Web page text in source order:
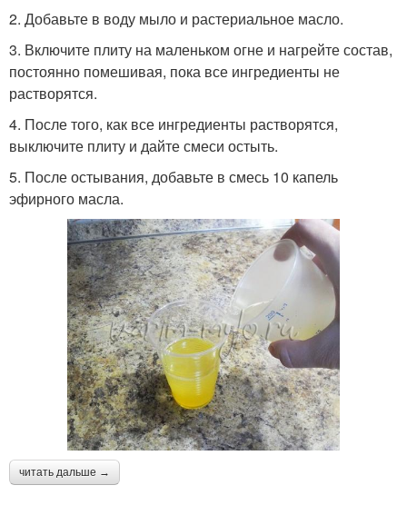
2. Добавьте в воду мыло и растериальное масло.
3. Включите плиту на маленьком огне и нагрейте состав,
постоянно помешивая, пока все ингредиенты не
растворятся.
4. После того, как все ингредиенты растворятся,
выключите плиту и дайте смеси остыть.
5. После остывания, добавьте в смесь 10 капель
эфирного масла.
читать дальше →